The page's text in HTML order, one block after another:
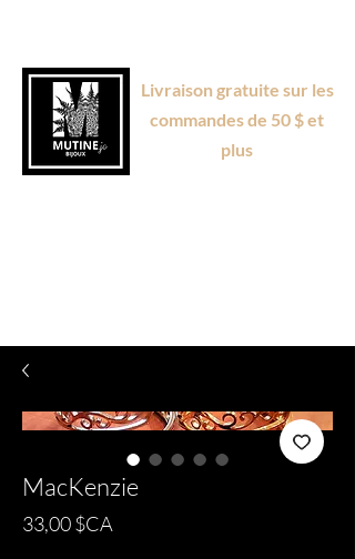
Livraison gratuite sur les
commandes de 50 $ et
plus
MacKenzie
33,00 $CA